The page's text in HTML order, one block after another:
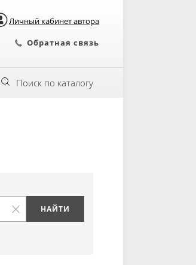
Личный кабинет автора
Обратная связь
Поиск по каталогу